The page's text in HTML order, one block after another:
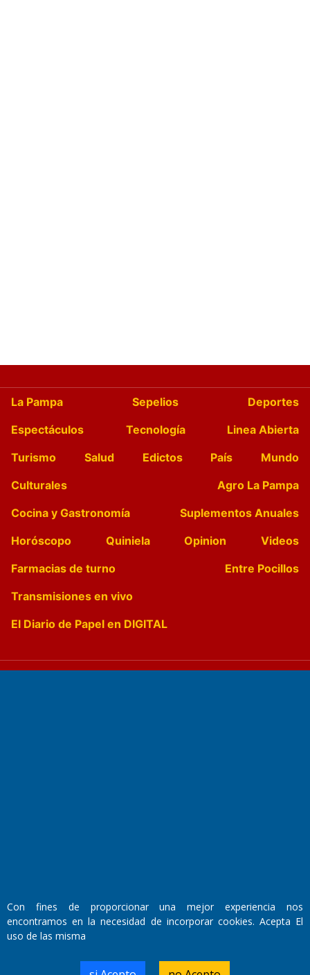
La Pampa Sepelios
Deportes
Espectáculos
Tecnología
Linea Abierta
Turismo
Salud Edictos País
Mundo
Culturales
Agro La Pampa
Cocina y Gastronomía
Suplementos Anuales
Horóscopo
Quiniela Opinion
Videos
Farmacias de turno
Entre Pocillos
Transmisiones en vivo
El Diario de Papel en DIGITAL
Santa Rosa, La Pampa.
Con fines de proporcionar una mejor experiencia nos
encontramos en la necesidad de incorporar cookies. Acepta El
uso de las misma